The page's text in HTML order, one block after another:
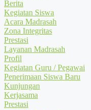
Berita
Kegiatan Siswa
Acara Madrasah
Zona Integritas
Prestasi
Layanan Madrasah
Profil
Kegiatan Guru / Pegawai
Penerimaan Siswa Baru
Kunjungan
Kerjasama
Prestasi